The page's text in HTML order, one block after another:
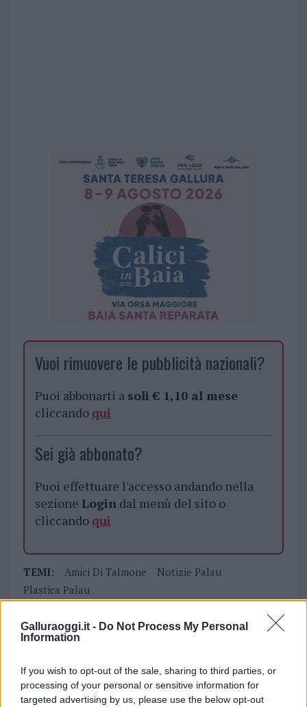
Galluraoggi.it - Do Not Process My Personal
Information
If you wish to opt-out of the sale, sharing to third parties, or
processing of your personal or sensitive information for
targeted advertising by us, please use the below opt-out
Vuoi rimuovere le pubblicità nazionali?
Puoi abbonarti a soli € 1,10 al mese
cliccando qui
Sei già abbonato?
Puoi effettuare l'accesso andando nella
sezione Logindal menù del sito o
cliccando qui
TEMI: Amici Di Talmone
Notizie Palau
Plastica Palau
Notizie in tempo reale?